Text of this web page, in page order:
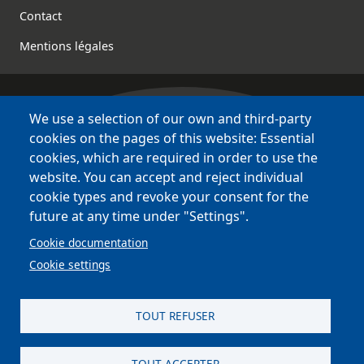
Contact
Mentions légales
Bretagne Culture Diversité
des sites variés !
Sites
BCD
Bazhvalan
Bécédia
BED
PCI
We use a selection of our own and third-party
cookies on the pages of this website: Essential
cookies, which are required in order to use the
website. You can accept and reject individual
cookie types and revoke your consent for the
future at any time under "Settings".
Cookie documentation
Cookie settings
TOUT REFUSER